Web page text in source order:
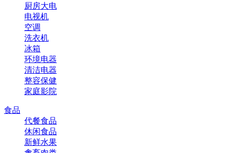
厨房大电
电视机
空调
洗衣机
冰箱
环境电器
清洁电器
整容保健
家庭影院
食品
代餐食品
休闲食品
新鲜水果